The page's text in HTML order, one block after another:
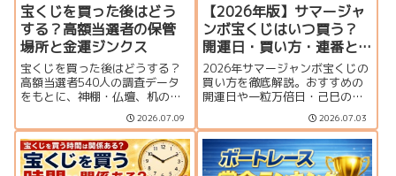
宝くじを買った後はどう
する？高額当選者の保管
場所と金運ジンクス
宝くじを買った後はどうする？
高額当選者540人の調査データ
をもとに、神棚・仏壇、机の引
き出し、財布、冷蔵庫など実際
の保管場所を紹介。宝くじの置
き場所や購入後に試したい金運
ジンクス、当選確認から換金ま
での注意点も解説します。
2026.07.09
【2026年版】サマージャ
ンボ宝くじはいつ買う？
開運日・買い方・連番と
バラの違いを徹底解説
2026年サマージャンボ宝くじの
買い方を徹底解説。おすすめの
開運日や一粒万倍日・己巳の
日、連番とバラの違い、何枚買
うのがおすすめか、プレミア
ム・ミニとの比較、当せん確率
まで分かりやすく紹介します。
2026.07.03